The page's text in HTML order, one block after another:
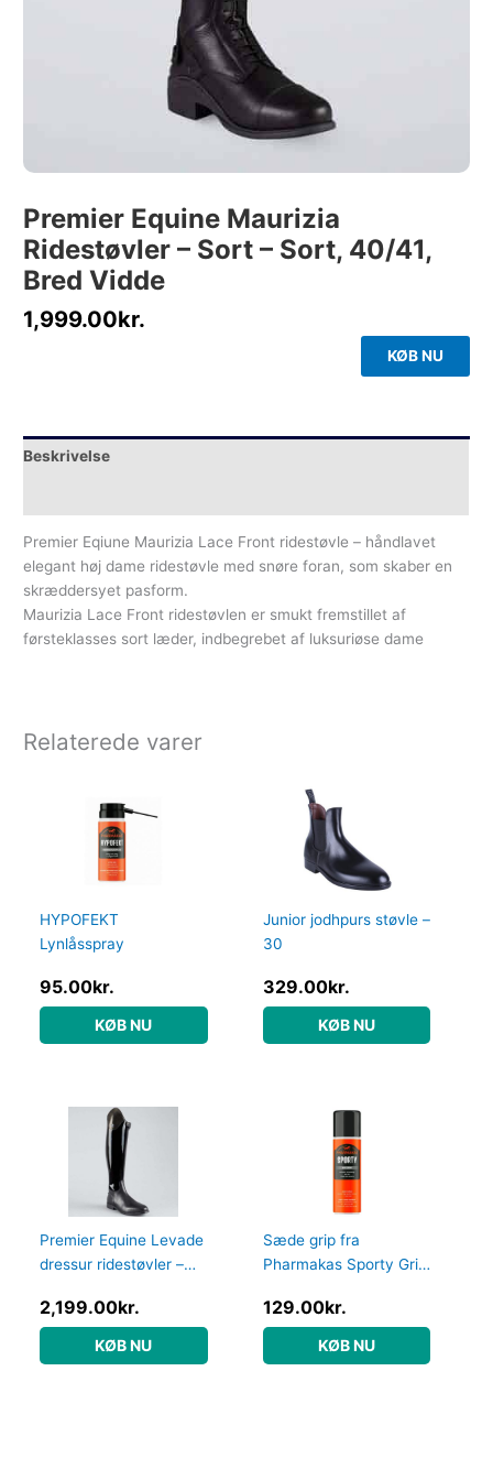
Premier Equine Maurizia
Ridestøvler – Sort – Sort, 40/41,
Bred Vidde
1,999.00kr.
KØB NU
Beskrivelse
Premier Eqiune Maurizia Lace Front ridestøvle – håndlavet
elegant høj dame ridestøvle med snøre foran, som skaber en
skræddersyet pasform.
Maurizia Lace Front ridestøvlen er smukt fremstillet af
førsteklasses sort læder, indbegrebet af luksuriøse dame
Relaterede varer
HYPOFEKT
Lynlåsspray
95.00kr.
KØB NU
Junior jodhpurs støvle –
30
329.00kr.
KØB NU
Premier Equine Levade
dressur ridestøvler –
2,199.00kr.
KØB NU
Sæde grip fra
Pharmakas Sporty Grip
spray
129.00kr.
KØB NU